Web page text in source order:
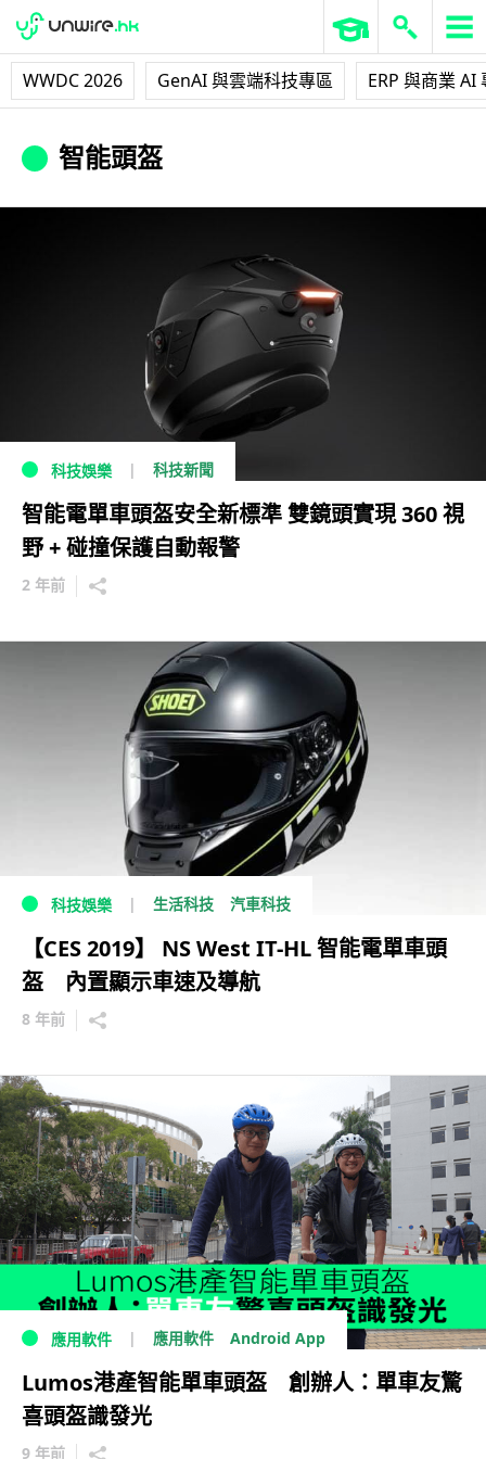
WWDC 2026 GenAI 與雲端科技專區 ERP 與商業 AI
智能頭盔
科技娛樂 科技新聞
智能電單車頭盔安全新標準 雙鏡頭實現 360 視
野 + 碰撞保護自動報警
2 年前
科技娛樂 生活科技 汽車科技
【CES 2019】 NS West IT-HL 智能電單車頭
盔 內置顯示車速及導航
8 年前
應用軟件 應用軟件 Android App
Lumos港產智能單車頭盔 創辦人：單車友驚
喜頭盔識發光
9 年前